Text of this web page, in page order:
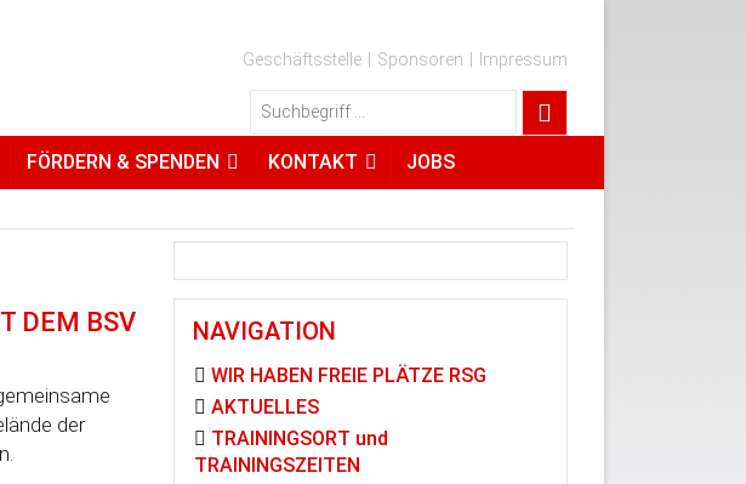
Geschäftsstelle Sponsoren Impressum
FÖRDERN & SPENDEN KONTAKT JOBS
NAVIGATION
WIR HABEN FREIE PLÄTZE RSG
AKTUELLES
TRAININGSORT und
TRAININGSZEITEN
DEM BSV
der